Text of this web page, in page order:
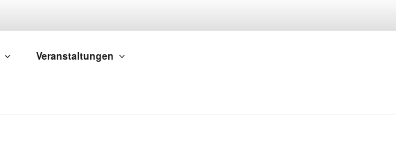
Veranstaltungen